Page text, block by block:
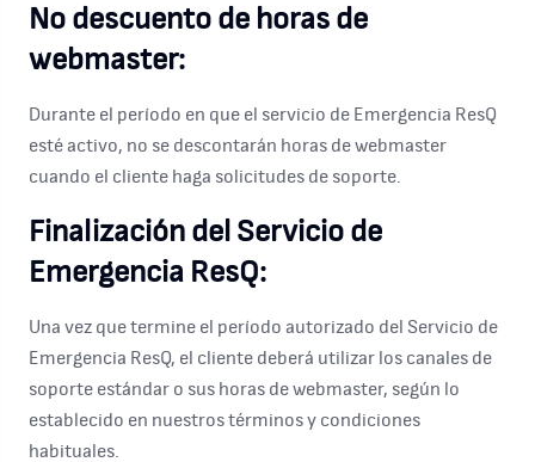
No descuento de horas de
webmaster:
Durante el período en que el servicio de Emergencia ResQ
esté activo, no se descontarán horas de webmaster
cuando el cliente haga solicitudes de soporte.
Finalización del Servicio de
Emergencia ResQ:
Una vez que termine el período autorizado del Servicio de
Emergencia ResQ, el cliente deberá utilizar los canales de
soporte estándar o sus horas de webmaster, según lo
establecido en nuestros términos y condiciones
habituales.